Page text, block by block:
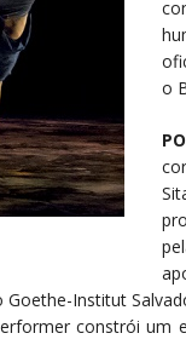
o
Institut
constrói um